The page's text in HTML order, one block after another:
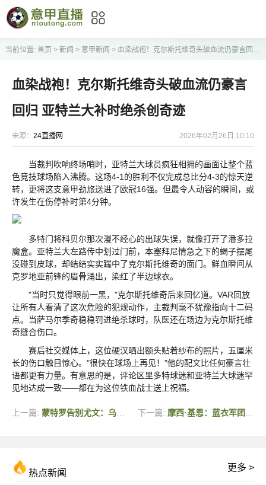
当前位置: 首页 > 新闻 > 意甲新闻 > 血染战袍！克尔斯托维奇头破血流仍豪言回归 亚特兰大补时绝杀创奇迹
血染战袍！克尔斯托维奇头破血流仍豪言
回归 亚特兰大补时绝杀创奇迹
来源： 24直播网 2026年02月26日 10:10
当裁判吹响终场哨时，亚特兰大球员疯狂相拥的画面让整个蓝
色竞技球场陷入沸腾。这场4-1的胜利不仅完成总比分4-3的惊天逆
转，更将这支意甲劲旅送进了欧冠16强。但最令人动容的瞬间，或
许发生在伤停补时第4分钟。
多特门将科贝尔那次漫不经心的出球失误，就像打开了潘多拉
魔盒。亚特兰大左路传中划过门前，本塞拜尼情急之下的蝎子摆尾
没碰到皮球，却结结实实踹中了克尔斯托维奇的面门。鲜血瞬间从
克罗地亚前锋的眉骨涌出，染红了半边球衣。
"当时只觉得眼前一黑，"克尔斯托维奇后来回忆道。VAR回放
让所有人看清了这次危险的犯规动作，主裁判毫不犹豫指向十二码
点。当萨马尔季奇稳稳罚进绝杀球时，队医还在场边为克尔斯托维
奇缝合伤口。
赛后社交媒体上，这位硬汉晒出额头贴着纱布的照片，五厘米
长的伤口触目惊心。"很快在球场上再见！"他的配文比任何豪言壮
语都更有力量。有意思的是，评论区里多特球迷和亚特兰大球迷罕
见地达成一致——都在为这位铁血战士送上祝福。
上一篇: 蒙特罗告别尤文：乌拉圭教头将执掌巴神所在阿联酋球队 下一篇: 摩西·基恩：蓝衣军团必将重返世界杯，加图索的激情点燃全队
热点新闻
更多 >